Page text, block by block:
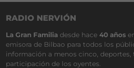
RADIO NERVIÓN
La Gran Familia desde hace 40 años
emisora de Bilbao para todos los
información a menos cinco, deportes,
participación de los oyentes.